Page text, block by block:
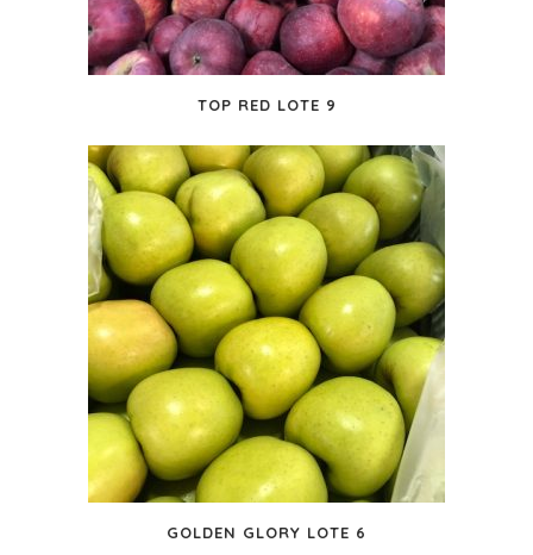
TOP RED LOTE 9
GOLDEN GLORY LOTE 6